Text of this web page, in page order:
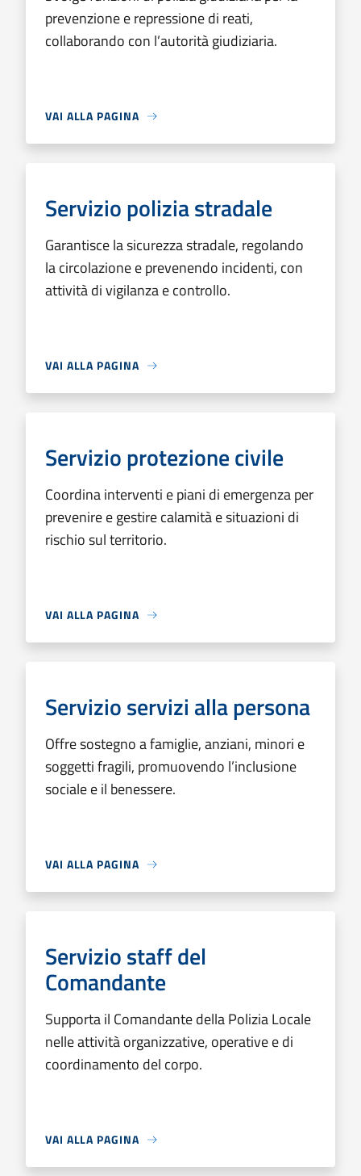
prevenzione e repressione di reati,
collaborando con l’autorità giudiziaria.
VAI ALLA PAGINA
Servizio polizia stradale
Garantisce la sicurezza stradale, regolando
la circolazione e prevenendo incidenti, con
attività di vigilanza e controllo.
VAI ALLA PAGINA
Servizio protezione civile
Coordina interventi e piani di emergenza per
prevenire e gestire calamità e situazioni di
rischio sul territorio.
VAI ALLA PAGINA
Servizio servizi alla persona
Offre sostegno a famiglie, anziani, minori e
soggetti fragili, promuovendo l’inclusione
sociale e il benessere.
VAI ALLA PAGINA
Servizio staff del
Comandante
Supporta il Comandante della Polizia Locale
nelle attività organizzative, operative e di
coordinamento del corpo.
VAI ALLA PAGINA